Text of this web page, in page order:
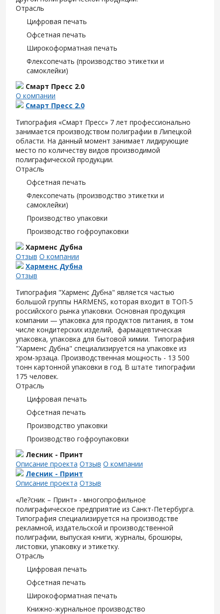
Отрасль
Цифровая печать
Офсетная печать
Широкоформатная печать
Флексопечать (производство этикетки и
самоклейки)
Смарт Пресс 2.0
О компании
Смарт Пресс 2.0
Типография «Смарт Пресс» 7 лет профессионально
занимается производством полиграфии в Липецкой
области. На данный момент занимает лидирующие
место по количеству видов производимой
полиграфической продукции.
Отрасль
Офсетная печать
Флексопечать (производство этикетки и
самоклейки)
Производство упаковки
Производство гофроупаковки
Харменс Дубна
Отзыв О компании
Харменс Дубна
Отзыв
Типография "Харменс Дубна" является частью
большой группы HARMENS, которая входит в ТОП-5
российского рынка упаковки. Основная продукция
компании — упаковка для продуктов питания, в том
числе кондитерских изделий, фармацевтическая
упаковка, упаковка для бытовой химии. Типография
"Харменс Дубна" специализируется на упаковке из
хром-эрзаца. Производственная мощность - 13 500
тонн картонной упаковки в год. В штате типографии
175 человек.
Отрасль
Цифровая печать
Офсетная печать
Производство упаковки
Производство гофроупаковки
Лесник - Принт
Описание проекта Отзыв О компании
Лесник - Принт
Описание проекта Отзыв
«Ле?сник – Принт» - многопрофильное
полиграфическое предприятие из Санкт-Петербурга.
Типография специализируется на производстве
рекламной, издательской и производственной
полиграфии, выпуская книги, журналы, брошюры,
листовки, упаковку и этикетку.
Отрасль
Цифровая печать
Офсетная печать
Широкоформатная печать
Книжно-журнальное производство